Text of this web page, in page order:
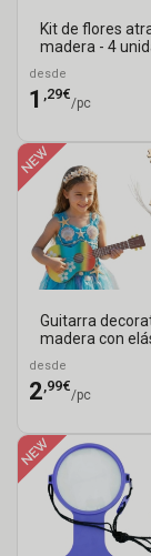
Kit de flores
madera - 4
desde
1 ,29€
/pc
Guitarra
madera con
desde
2,99€
/pc